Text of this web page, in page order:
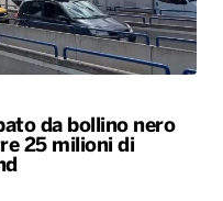
da bollino nero
25 milioni di